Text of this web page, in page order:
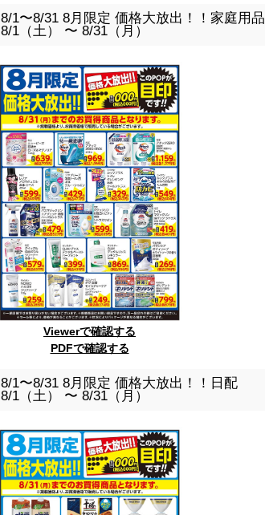
8/1〜8/31 8月限定 価格大放出！！家庭用品
8/1（土） 〜 8/31（月）
Viewerで確認する
PDFで確認する
8/1〜8/31 8月限定 価格大放出！！日配
8/1（土） 〜 8/31（月）